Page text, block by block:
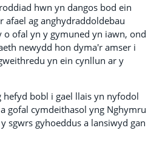
hwn yn dangos bod ein
afael ag anghydraddoldebau
o ofal yn y gymuned yn iawn, ond
newydd hon dyma'r amser i
yn ein cynllun ar y
bobl i gael llais yn nyfodol
gofal cymdeithasol yng Nghymru
sgwrs gyhoeddus a lansiwyd gan